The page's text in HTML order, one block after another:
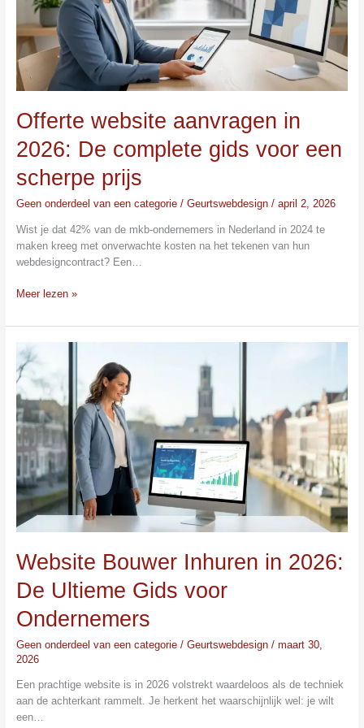
Offerte website aanvragen in
2026: De complete gids voor een
scherpe prijs
Geen onderdeel van een categorie/ Geurtswebdesign / april 2, 2026
Wist je dat 42% van de mkb-ondernemers in Nederland in 2024 te
maken kreeg met onverwachte kosten na het tekenen van hun
webdesigncontract? Een…
complete
gids
voor
een
scherpe
prijs
Meer lezen »
Website Bouwer Inhuren in 2026:
De Ultieme Gids voor
Ondernemers
Geen onderdeel van een categorie/ Geurtswebdesign / maart 30,
2026
Een prachtige website is in 2026 volstrekt waardeloos als de techniek
aan de achterkant rammelt. Je herkent het waarschijnlijk wel: je wilt
een…
Website
Bouwer
Inhuren
in
2026:
De
Ultieme
Gids
voor
Ondernemers